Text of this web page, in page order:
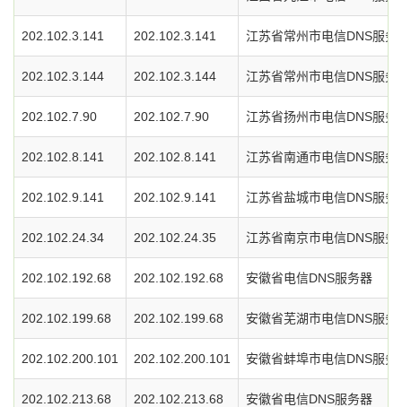
202.102.3.141 202.102.3.141 江苏省常州市电信DNS服务
202.102.3.144 202.102.3.144 江苏省常州市电信DNS服务
202.102.7.90 202.102.7.90 江苏省扬州市电信DNS服务
202.102.8.141 202.102.8.141 江苏省南通市电信DNS服务
202.102.9.141 202.102.9.141 江苏省盐城市电信DNS服务
202.102.24.34 202.102.24.35 江苏省南京市电信DNS服务
202.102.192.68 202.102.192.68 安徽省电信DNS服务器
202.102.199.68 202.102.199.68 安徽省芜湖市电信DNS服务
202.102.200.101 202.102.200.101 安徽省蚌埠市电信DNS服务
202.102.213.68 202.102.213.68 安徽省电信DNS服务器